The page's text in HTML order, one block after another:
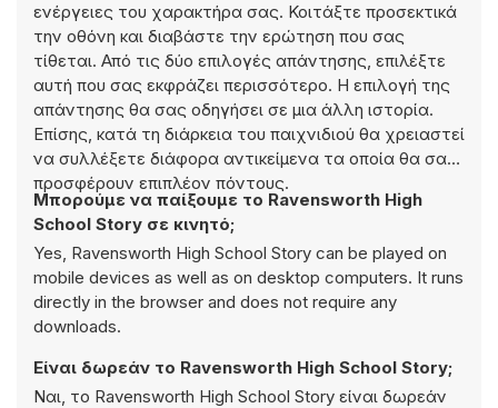
ενέργειες του χαρακτήρα σας. Κοιτάξτε προσεκτικά
την οθόνη και διαβάστε την ερώτηση που σας
τίθεται. Από τις δύο επιλογές απάντησης, επιλέξτε
αυτή που σας εκφράζει περισσότερο. Η επιλογή της
απάντησης θα σας οδηγήσει σε μια άλλη ιστορία.
Επίσης, κατά τη διάρκεια του παιχνιδιού θα χρειαστεί
να συλλέξετε διάφορα αντικείμενα τα οποία θα σας
προσφέρουν επιπλέον πόντους.
Μπορούμε να παίξουμε το Ravensworth High
School Story σε κινητό;
Yes, Ravensworth High School Story can be played on
mobile devices as well as on desktop computers. It runs
directly in the browser and does not require any
downloads.
Είναι δωρεάν το Ravensworth High School Story;
Ναι, το Ravensworth High School Story είναι δωρεάν